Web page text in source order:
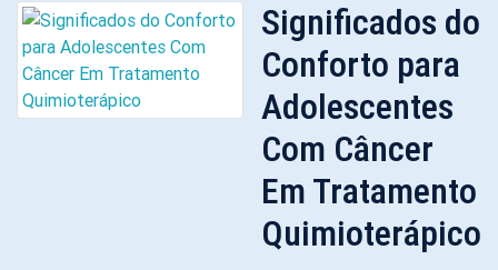
Significados do
Conforto para
Adolescentes
Com Câncer
Em Tratamento
Quimioterápico